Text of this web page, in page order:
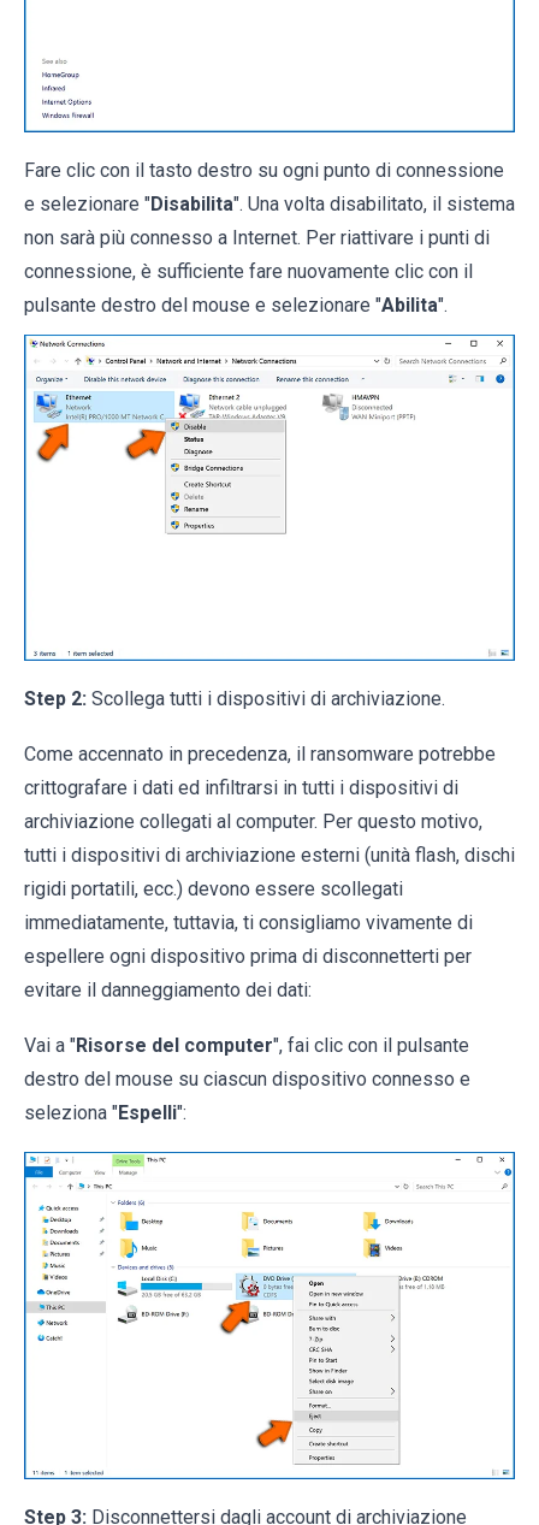
Fare clic con il tasto destro su ogni punto di connessione
e selezionare "Disabilita". Una volta disabilitato, il sistema
non sarà più connesso a Internet. Per riattivare i punti di
connessione, è sufficiente fare nuovamente clic con il
pulsante destro del mouse e selezionare "Abilita".
Step 2: Scollega tutti i dispositivi di archiviazione.
Come accennato in precedenza, il ransomware potrebbe
crittografare i dati ed infiltrarsi in tutti i dispositivi di
archiviazione collegati al computer. Per questo motivo,
tutti i dispositivi di archiviazione esterni (unità flash, dischi
rigidi portatili, ecc.) devono essere scollegati
immediatamente, tuttavia, ti consigliamo vivamente di
espellere ogni dispositivo prima di disconnetterti per
evitare il danneggiamento dei dati:
Vai a "Risorse del computer", fai clic con il pulsante
destro del mouse su ciascun dispositivo connesso e
seleziona "Espelli":
Step 3: Disconnettersi dagli account di archiviazione